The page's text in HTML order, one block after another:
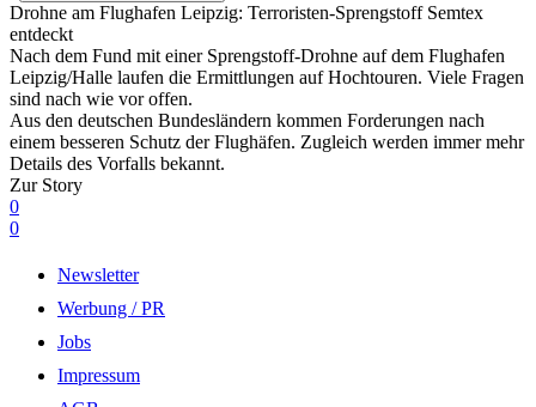
Drohne am Flughafen Leipzig: Terroristen-Sprengstoff Semtex
entdeckt
Nach dem Fund mit einer Sprengstoff-Drohne auf dem Flughafen
Leipzig/Halle laufen die Ermittlungen auf Hochtouren. Viele Fragen
sind nach wie vor offen.
Aus den deutschen Bundesländern kommen Forderungen nach
einem besseren Schutz der Flughäfen. Zugleich werden immer mehr
Details des Vorfalls bekannt.
Zur Story
0
0
Newsletter
Werbung / PR
Jobs
Impressum